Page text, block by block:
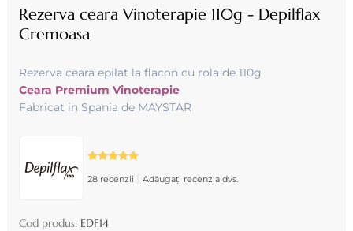
Rezerva ceara Vinoterapie 110g - Depilflax
Cremoasa
Rezerva ceara epilat la flacon cu rola de 110g
Ceara Premium Vinoterapie
Fabricat in Spania de MAYSTAR
28 recenzii Adăugați recenzia dvs.
Cod produs: EDF14